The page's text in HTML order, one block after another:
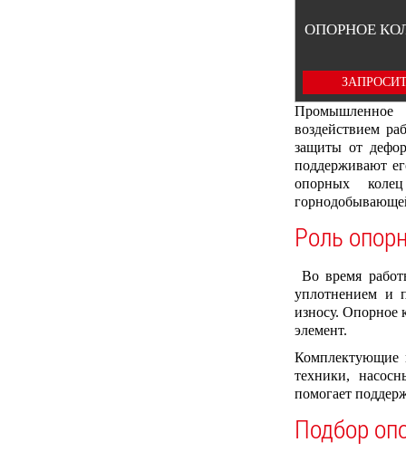
ОПОРНОЕ
Промышленное
воздействием
защиты от
поддерживают
опорных
Роль
Во время
уплотнением и
износу. Опорное
элемент.
Комплектующие
техники,
помогает
Подбор